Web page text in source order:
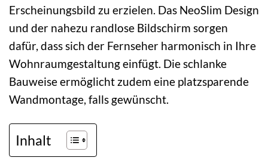
Erscheinungsbild zu erzielen. Das NeoSlim Design
und der nahezu randlose Bildschirm sorgen
dafür, dass sich der Fernseher harmonisch in Ihre
Wohnraumgestaltung einfügt. Die schlanke
Bauweise ermöglicht zudem eine platzsparende
Wandmontage, falls gewünscht.
Inhalt